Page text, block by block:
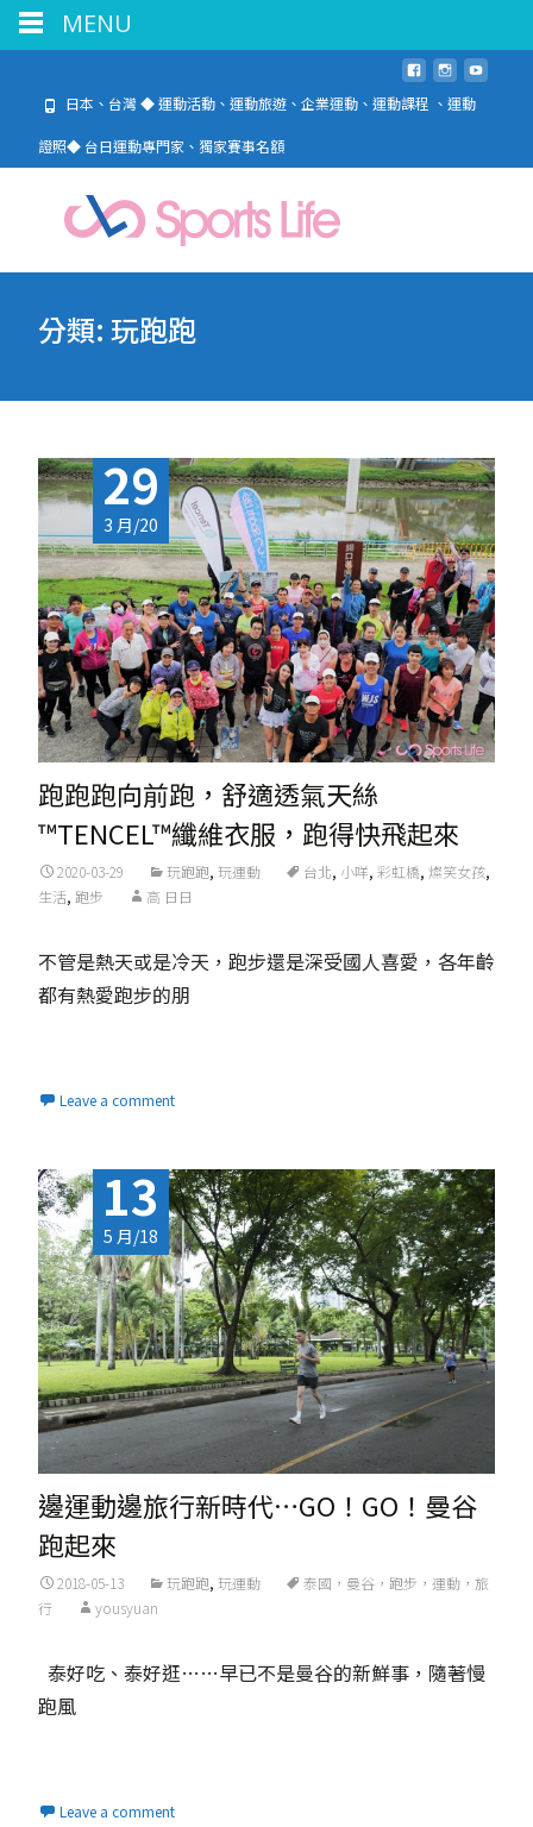
日本、台灣 ◆ 運動活動、運動旅遊、企業運動、運動課程 、運動
證照◆ 台日運動專門家、獨家賽事名額
分類: 玩跑跑
29
3 月/20
跑跑跑向前跑，舒適透氣天絲
™TENCEL™纖維衣服，跑得快飛起來
2020-03-29 玩跑跑, 玩運動 台北, 小咩, 彩虹橋, 燦笑女孩,
生活, 跑步 高 日日
不管是熱天或是冷天，跑步還是深受國人喜愛，各年齡
都有熱愛跑步的朋
Leave a comment
13
5 月/18
邊運動邊旅行新時代…GO！GO！曼谷
跑起來
2018-05-13 玩跑跑, 玩運動
泰國，曼谷，跑步，運動，旅
行
yousyuan
泰好吃、泰好逛……早已不是曼谷的新鮮事，隨著慢
跑風
Leave a comment
MENU